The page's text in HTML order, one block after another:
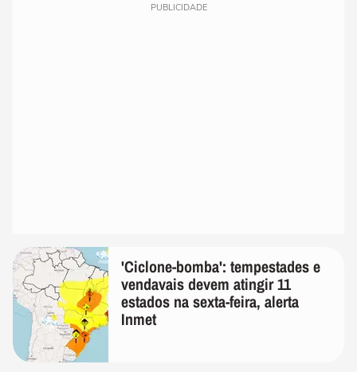
PUBLICIDADE
'Ciclone-bomba': tempestades e
vendavais devem atingir 11
estados na sexta-feira, alerta
Inmet